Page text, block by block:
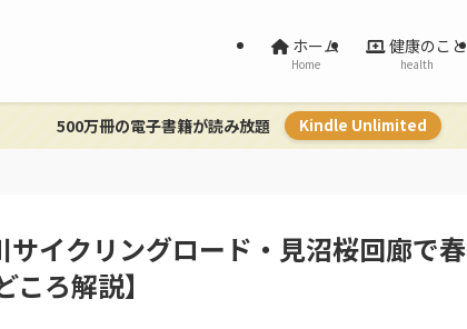
ホーム
Home
健康のこと
health
500万冊の電子書籍が読み放題 Kindle Unlimited
イクリングロード・見沼桜回廊で春
ろ解説】